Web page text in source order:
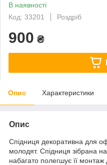
В наявності
Код: 33201
Роздріб
900 ₴
Опис Характеристики
Опис
Спідниця декоративна для
молодят. Спідниця зібрана
набагато полегшує її